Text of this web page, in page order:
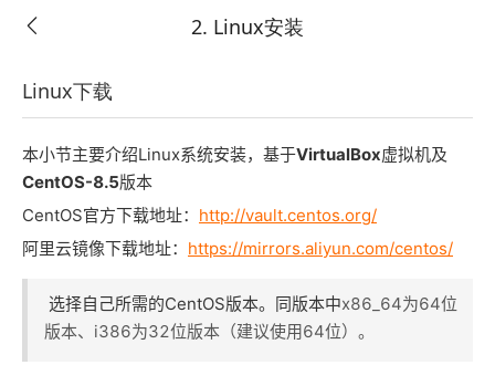
2. Linux安装
如需完整学习课程，请单独购买本课程或开通VIP会
员
第1章 Linux基础
1. Linux简介
Linux下载
本小节主要介绍Linux系统安装，基于VirtualBox虚拟机及
CentOS-8.5版本
CentOS官方下载地址： http://vault.centos.org/
阿里云镜像下载地址： https://mirrors.aliyun.com/centos/
选择自己所需的CentOS版本。同版本中x86_64为64位
版本、 i386为32位版本（建议使用64位）。